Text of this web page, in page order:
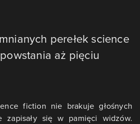
perełek science
aż pięciu
fiction nie brakuje głośnych
zapisały się w pamięci widzów.